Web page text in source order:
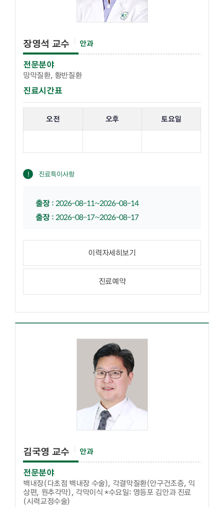
장영석 교수 안과
전문분야
망막질환, 황반질환
진료시간표
오전 오후 토요일
진료특이사항
출장:2026-08-11~2026-08-14
출장:2026-08-17~2026-08-17
이력자세히보기
진료예약
김국영 교수 안과
전문분야
백내장(다초점 백내장 수술), 각결막질환(안구건조증, 익
상편, 원추각막), 각막이식 *수요일: 영등포 김안과 진료
(시력교정수술)